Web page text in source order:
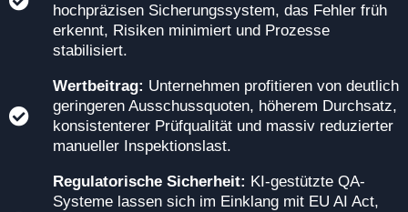
hochpräzisen Sicherungssystem, das Fehler früh
erkennt, Risiken minimiert und Prozesse
stabilisiert.
Wertbeitrag: Unternehmen profitieren von deutlich
geringeren Ausschussquoten, höherem Durchsatz,
konsistenterer Prüfqualität und massiv reduzierter
manueller Inspektionslast.
Regulatorische Sicherheit: KI-gestützte QA-
Systeme lassen sich im Einklang mit EU AI Act,